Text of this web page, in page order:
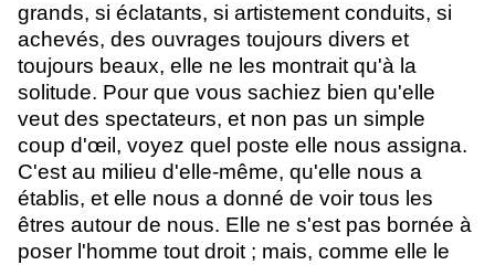
grands, si éclatants, si artistement conduits, si
achevés, des ouvrages toujours divers et
toujours beaux, elle ne les montrait qu'à la
solitude. Pour que vous sachiez bien qu'elle
veut des spectateurs, et non pas un simple
coup d'œil, voyez quel poste elle nous assigna.
C'est au milieu d'elle-même, qu'elle nous a
établis, et elle nous a donné de voir tous les
êtres autour de nous. Elle ne s'est pas bornée à
poser l'homme tout droit ; mais, comme elle le